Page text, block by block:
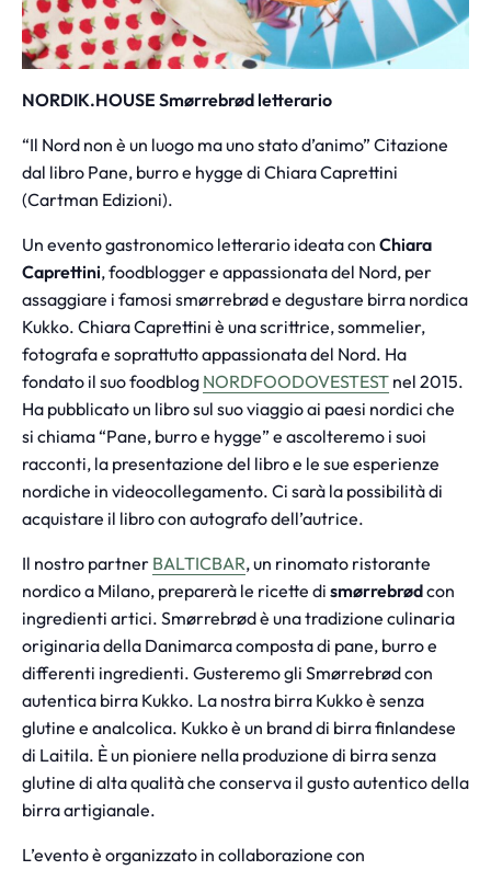
NORDIK.HOUSE Smørrebrød letterario
“Il Nord non è un luogo ma uno stato d’animo” Citazione
dal libro Pane, burro e hygge di Chiara Caprettini
(Cartman Edizioni).
Un evento gastronomico letterario ideata con Chiara
Caprettini, foodblogger e appassionata del Nord, per
assaggiare i famosi smørrebrød e degustare birra nordica
Kukko. Chiara Caprettini è una scrittrice, sommelier,
fotografa e soprattutto appassionata del Nord. Ha
fondato il suo foodblog NORDFOODOVESTEST nel 2015.
Ha pubblicato un libro sul suo viaggio ai paesi nordici che
si chiama “Pane, burro e hygge” e ascolteremo i suoi
racconti, la presentazione del libro e le sue esperienze
nordiche in videocollegamento. Ci sarà la possibilità di
acquistare il libro con autografo dell’autrice.
Il nostro partner BALTICBAR, un rinomato ristorante
nordico a Milano, preparerà le ricette di smørrebrødcon
ingredienti artici. Smørrebrød è una tradizione culinaria
originaria della Danimarca composta di pane, burro e
differenti ingredienti. Gusteremo gli Smørrebrød con
autentica birra Kukko. La nostra birra Kukko è senza
glutine e analcolica. Kukko è un brand di birra finlandese
di Laitila. È un pioniere nella produzione di birra senza
glutine di alta qualità che conserva il gusto autentico della
birra artigianale.
L’evento è organizzato in collaborazione con